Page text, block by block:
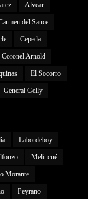
Alvear
del Sauce
Cepeda
Coronel Arnold
El Socorro
General Gelly
Labordeboy
Melincué
Morante
Peyrano